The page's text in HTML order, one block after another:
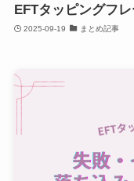
EFTタッピングフ
2025-09-19 まとめ記事